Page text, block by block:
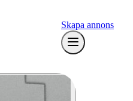
Skapa annons